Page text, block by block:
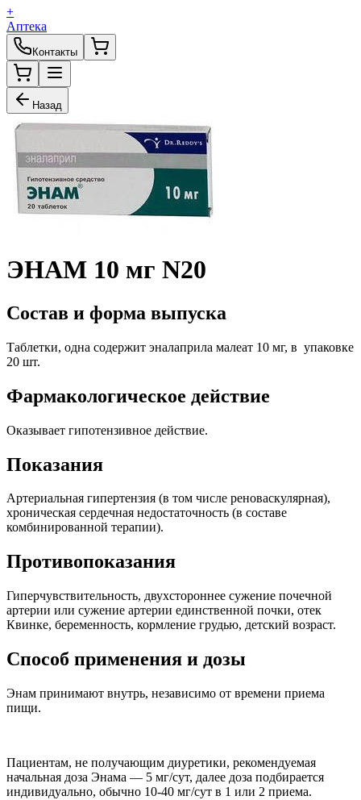
+
Аптека
Контакты
Назад
ЭНАМ 10 мг N20
Состав и форма выпуска
Таблетки, одна содержит эналаприла малеат 10 мг, в упаковке
20 шт.
Фармакологическое действие
Оказывает гипотензивное действие.
Показания
Артериальная гипертензия (в том числе реноваскулярная),
хроническая сердечная недостаточность (в составе
комбинированной терапии).
Противопоказания
Гиперчувствительность, двухстороннее сужение почечной
артерии или сужение артерии единственной почки, отек
Квинке, беременность, кормление грудью, детский возраст.
Способ применения и дозы
Энам принимают внутрь, независимо от времени приема
пищи.
Пациентам, не получающим диуретики, рекомендуемая
начальная доза Энама — 5 мг/сут, далее доза подбирается
индивидуально, обычно 10-40 мг/сут в 1 или 2 приема.